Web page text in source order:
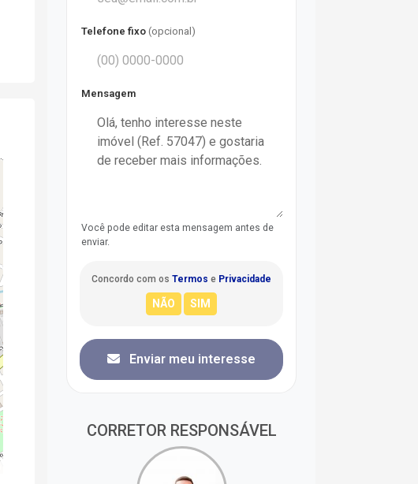
Telefone fixo (opcional)
Mensagem
Você pode editar esta mensagem antes de
enviar.
Concordo com os Termos e Privacidade
Enviar meu interesse
CORRETOR RESPONSÁVEL